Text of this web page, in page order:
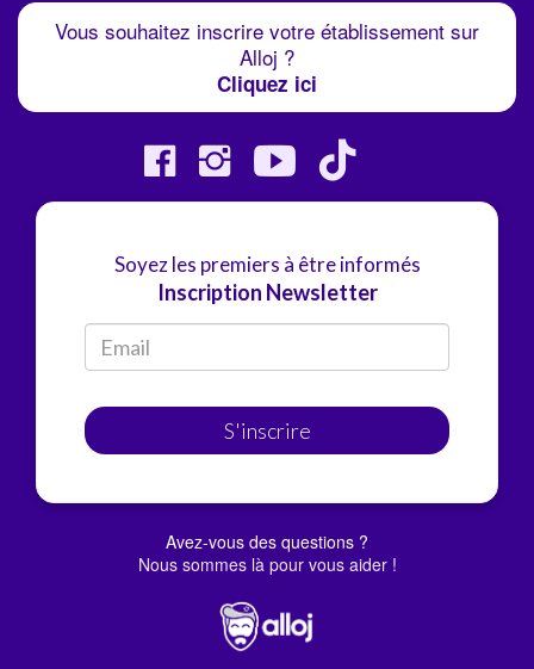
Vous souhaitez inscrire votre établissement sur
Alloj ?
Cliquez ici
Soyez les premiers à être informés
Inscription Newsletter
S'inscrire
Avez-vous des questions ?
Nous sommes là pour vous aider !